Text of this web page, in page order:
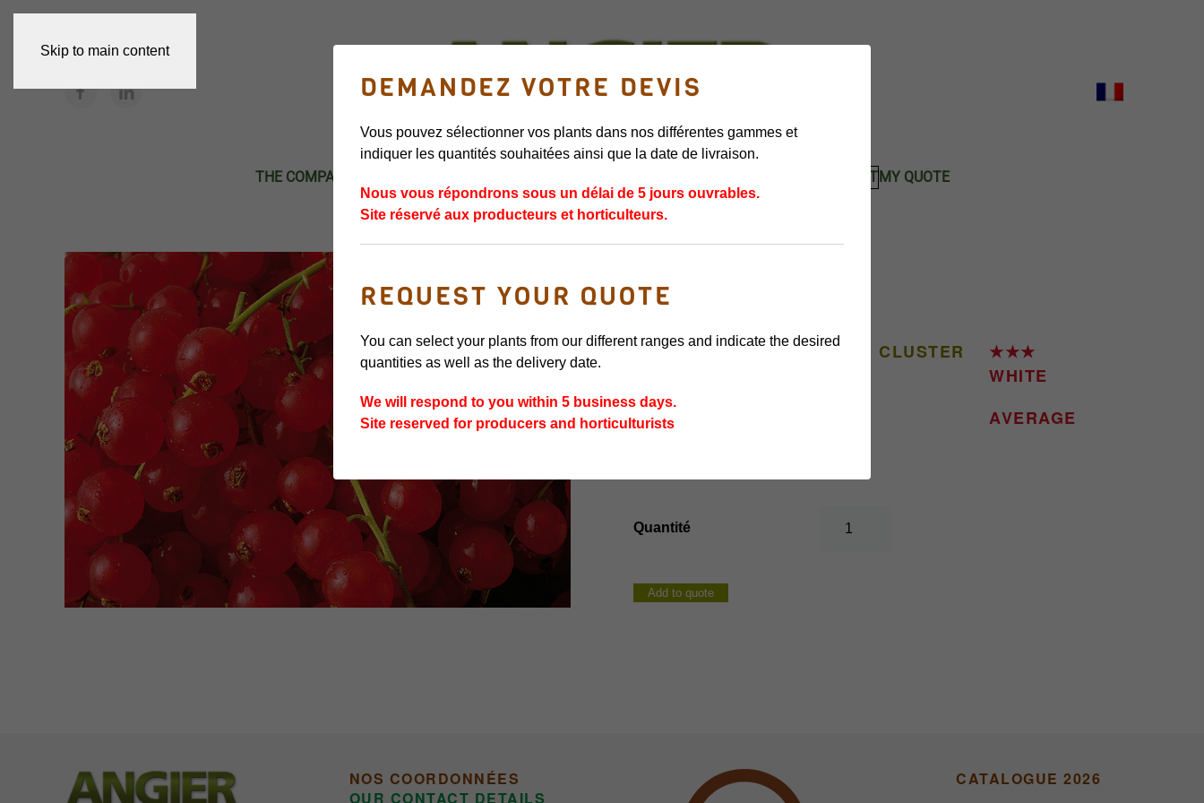
Skip to main content
THE COMPANY CONTACT MY QUOTE
LATE SEASON VARIETY
NUMBER OF BERRIES PER CLUSTER
★★★
WHITE
COLD REQUIREMENTS
AVERAGE
Add to quote
NOS COORDONNÉES
OUR CONTACT DETAILS
CATALOGUE 2026
DEMANDEZ VOTRE DEVIS
Vous pouvez sélectionner vos plants dans nos différentes gammes et
indiquer les quantités souhaitées ainsi que la date de livraison.
Nous vous répondrons sous un délai de 5 jours ouvrables.
Site réservé aux producteurs et horticulteurs.
REQUEST YOUR QUOTE
You can select your plants from our different ranges and indicate the desired
quantities as well as the delivery date.
We will respond to you within 5 business days.
Site reserved for producers and horticulturists